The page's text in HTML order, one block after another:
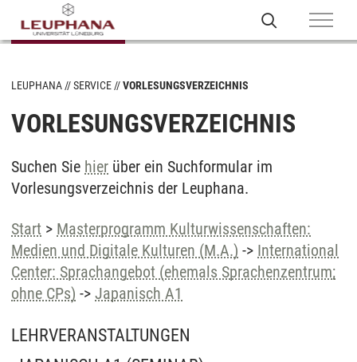
LEUPHANA SERVICE VORLESUNGSVERZEICHNIS
VORLESUNGSVERZEICHNIS
Suchen Sie hier über ein Suchformular im
Vorlesungsverzeichnis der Leuphana.
Start > Masterprogramm Kulturwissenschaften:
Medien und Digitale Kulturen (M.A.) -> International
Center: Sprachangebot (ehemals Sprachenzentrum;
ohne CPs) -> Japanisch A1
LEHRVERANSTALTUNGEN